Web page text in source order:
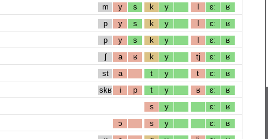
m y s k y l ɛː ʁ
p y s k y l ɛː ʁ
p y s k y l ɛː ʁ
ʃ a ʁ k y tj ɛː ʁ
st a t y t ɛː ʁ
skʁ i p t y ʁ ɛː ʁ
s y ɛː ʁ
ɔ s y ɛː ʁ